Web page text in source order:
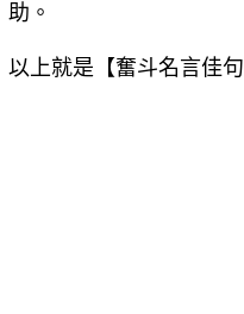
助。
以上就是【奮斗名言佳句